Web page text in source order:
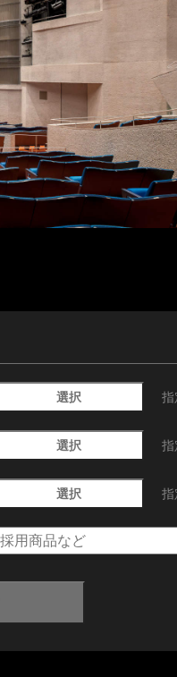
選択 指
選択 指
選択 指